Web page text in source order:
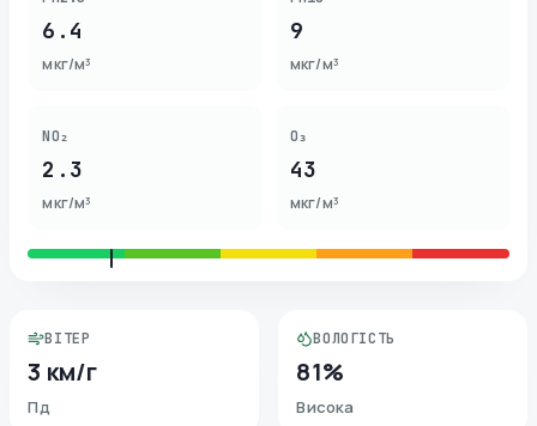
6.4
мкг/м³
9
мкг/м³
NO₂
2.3
мкг/м³
O₃
43
мкг/м³
ВІТЕР
3 км/г
Пд
ВОЛОГІСТЬ
81%
Висока